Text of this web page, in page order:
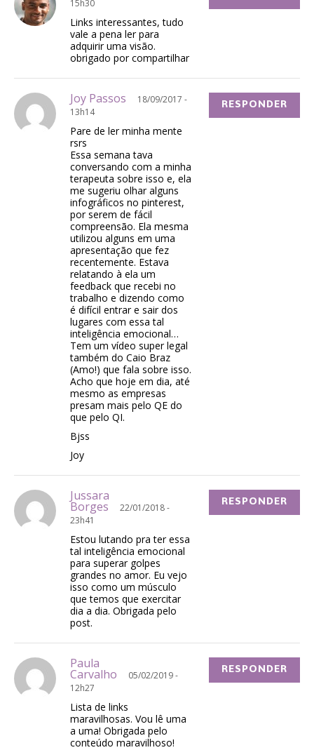
15h30
Links interessantes, tudo
vale a pena ler para
adquirir uma visão.
obrigado por compartilhar
Joy Passos
18/09/2017 -
13h14
Pare de ler minha mente
rsrs
Essa semana tava
conversando com a minha
terapeuta sobre isso e, ela
me sugeriu olhar alguns
infográficos no pinterest,
por serem de fácil
compreensão. Ela mesma
utilizou alguns em uma
apresentação que fez
recentemente. Estava
relatando à ela um
feedback que recebi no
trabalho e dizendo como
é difícil entrar e sair dos
lugares com essa tal
inteligência emocional…
Tem um vídeo super legal
também do Caio Braz
(Amo!) que fala sobre isso.
Acho que hoje em dia, até
mesmo as empresas
presam mais pelo QE do
que pelo QI.
Bjss
Joy
RESPONDER
Jussara
Borges
22/01/2018 -
23h41
Estou lutando pra ter essa
tal inteligência emocional
para superar golpes
grandes no amor. Eu vejo
isso como um músculo
que temos que exercitar
dia a dia. Obrigada pelo
post.
RESPONDER
Paula
Carvalho
05/02/2019 -
12h27
Lista de links
maravilhosas. Vou lê uma
a uma! Obrigada pelo
conteúdo maravilhoso!
RESPONDER